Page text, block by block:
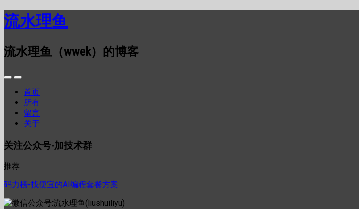
流水理鱼
流水理鱼（wwek）的博客
首页
所有
留言
关于
关注公众号-加技术群
推荐
码力榜-找便宜的AI编程套餐方案